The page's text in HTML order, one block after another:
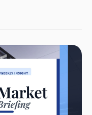
19배 뛰는 사상 최대 실적을
다. "그 수요가 이미 주가에
.이번 밀키스레터는
차, 그리고 빅테크
함께 읽습니다.